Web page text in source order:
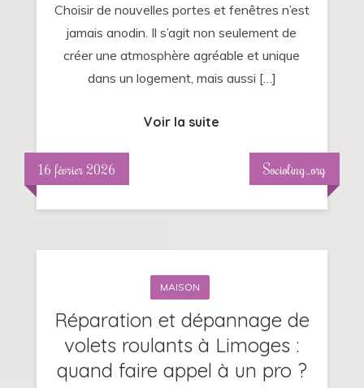
et
style
?
Choisir de nouvelles portes et fenêtres n’est
jamais anodin. Il s’agit non seulement de
créer une atmosphère agréable et unique
dans un logement, mais aussi […]
Voir la suite
16 février 2026 Socioling_org
MAISON
Réparation et dépannage de
volets roulants à Limoges :
quand faire appel à un pro ?